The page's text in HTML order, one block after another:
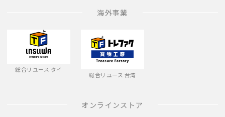
海外事業
総合リユース タイ
総合リユース 台湾
オンラインストア